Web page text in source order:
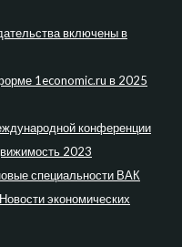
включены в
1economic.ru в 2025
конференции
2023
специальности ВАК
экономических